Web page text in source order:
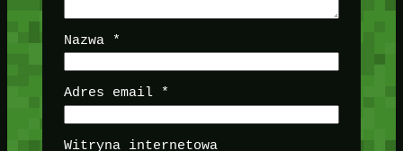
Nazwa *
Adres email *
Witryna internetowa